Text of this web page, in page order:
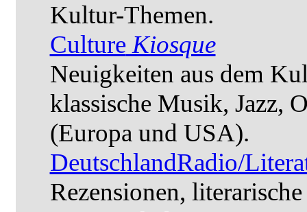
Kultur-Themen.
CultureKiosque
Neuigkeiten aus dem
klassische Musik, Jazz,
(Europa und USA).
DeutschlandRadio/
Rezensionen,